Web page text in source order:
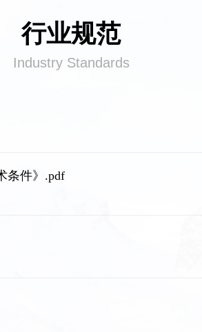
行业规范
Industry Standards
条件》.pdf